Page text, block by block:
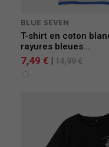
BLUE SEVEN
T-shirt en coton
rayures bleues...
7,49 € 14,99 €